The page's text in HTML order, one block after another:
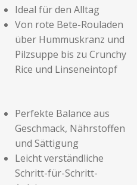
Ideal für den Alltag
Von rote Bete-Rouladen
über Hummuskranz und
Pilzsuppe bis zu Crunchy
Rice und Linseneintopf
Perfekte Balance aus
Geschmack, Nährstoffen
und Sättigung
Leicht verständliche
Schritt-für-Schritt-